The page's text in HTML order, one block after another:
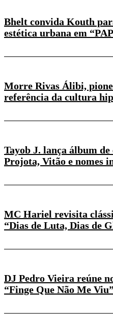
Bhelt convida Kouth
estética urbana em
Morre Rivas Álibi,
referência da cultura
Tayob J. lança álbum
Projota, Vitão e nomes
MC Hariel revisita
“Dias de Luta, Dias de
DJ Pedro Vieira reúne
“Finge Que Não Me Viu”